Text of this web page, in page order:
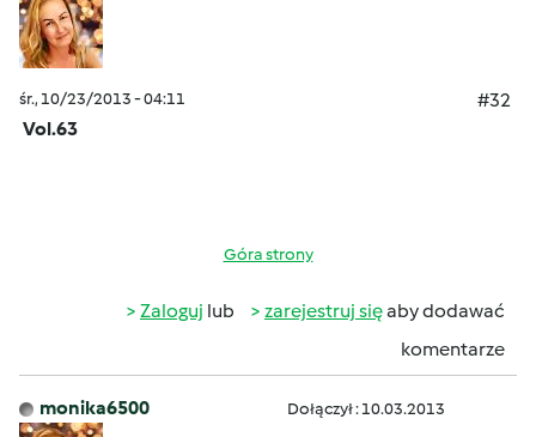
śr., 10/23/2013 - 04:11
#32
Vol.63
Góra strony
Zaloguj lub zarejestruj sięaby dodawać
komentarze
monika6500 Dołączył : 10.03.2013